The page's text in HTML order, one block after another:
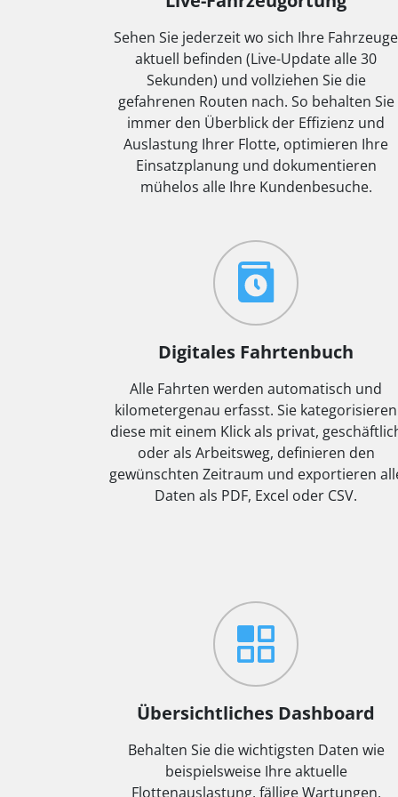
Sehen Sie jederzeit wo sich Ihre Fahrzeuge
aktuell befinden (Live-Update alle 30
Sekunden) und vollziehen Sie die
gefahrenen Routen nach. So behalten Sie
immer den Überblick der Effizienz und
Auslastung Ihrer Flotte, optimieren Ihre
Einsatzplanung und dokumentieren
mühelos alle Ihre Kundenbesuche.
Digitales Fahrtenbuch
Alle Fahrten werden automatisch und
kilometergenau erfasst. Sie kategorisieren
diese mit einem Klick als privat,
oder als Arbeitsweg, definieren den
gewünschten Zeitraum und exportieren
Daten als PDF, Excel oder CSV.
Übersichtliches Dashboard
Behalten Sie die wichtigsten Daten wie
beispielsweise Ihre aktuelle
Flottenauslastung, fällige Wartungen,